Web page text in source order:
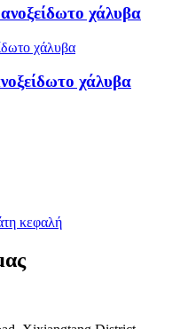
χάλυβα
χάλυβα
κεφαλή